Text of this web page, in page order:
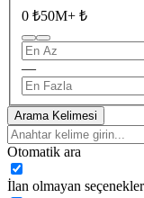
0 ₺50M+ ₺
—
Arama Kelimesi
Otomatik ara
İlan olmayan